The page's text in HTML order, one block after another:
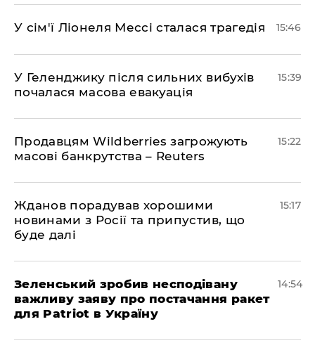
У сім'ї Ліонеля Мессі сталася трагедія 15:46
У Геленджику після сильних вибухів
почалася масова евакуація
15:39
Продавцям Wildberries загрожують
масові банкрутства – Reuters
15:22
Жданов порадував хорошими
новинами з Росії та припустив, що
буде далі
15:17
Зеленський зробив несподівану
важливу заяву про постачання ракет
для Patriot в Україну
14:54